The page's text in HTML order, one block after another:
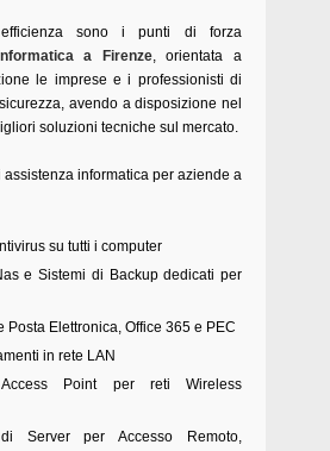
efficienza sono i punti di forza
a Firenze, orientata a
le imprese e i professionisti di
avendo a disposizione nel
soluzioni tecniche sul mercato.
assistenza informatica per aziende a
su tutti i computer
e Sistemi di Backup dedicati per
Posta Elettronica, Office 365 e PEC
in rete LAN
Access Point per reti Wireless
di Server per Accesso Remoto,